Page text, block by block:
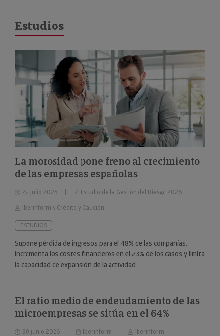
Estudios
La morosidad pone freno al crecimiento
de las empresas españolas
22 julio 2026
Estudio de la Gestión del Riesgo 2026
Iberinform y Crédito y Caución
ESTUDIOS
Supone pérdida de ingresos para el 48% de las compañías,
incrementa los costes financieros en el 23% de los casos y limita
la capacidad de expansión de la actividad.
El ratio medio de endeudamiento de las
microempresas se sitúa en el 64%
30 junio 2026 Iberinform Iberinform